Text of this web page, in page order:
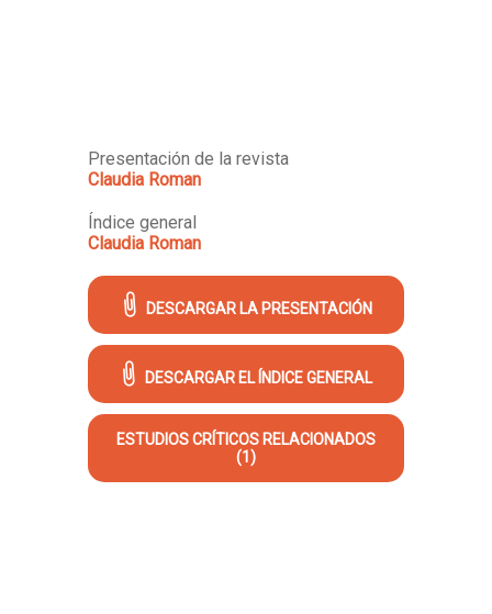
Presentación de la revista
Claudia Roman
Índice general
Claudia Roman
DESCARGAR LA PRESENTACIÓN
DESCARGAR EL ÍNDICE GENERAL
ESTUDIOS CRÍTICOS RELACIONADOS
(1)